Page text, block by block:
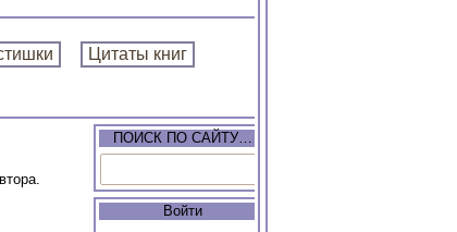
Цитаты книг
ПОИСК ПО САЙТУ…
Войти